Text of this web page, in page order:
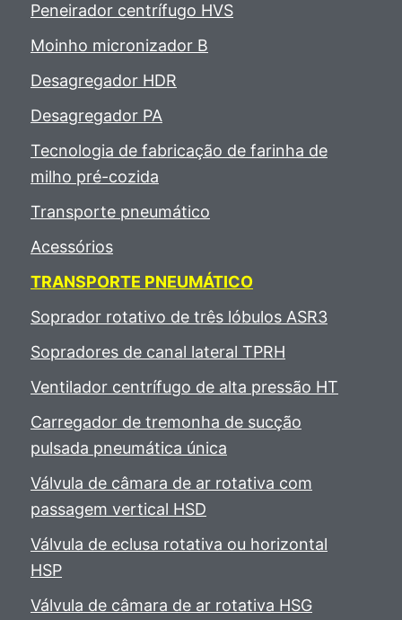
Peneirador centrífugo HVS
Moinho micronizador B
Desagregador HDR
Desagregador PA
Tecnologia de fabricação de farinha de
milho pré-cozida
Transporte pneumático
Acessórios
TRANSPORTE PNEUMÁTICO
Soprador rotativo de três lóbulos ASR3
Sopradores de canal lateral TPRH
Ventilador centrífugo de alta pressão HT
Carregador de tremonha de sucção
pulsada pneumática única
Válvula de câmara de ar rotativa com
passagem vertical HSD
Válvula de eclusa rotativa ou horizontal
HSP
Válvula de câmara de ar rotativa HSG